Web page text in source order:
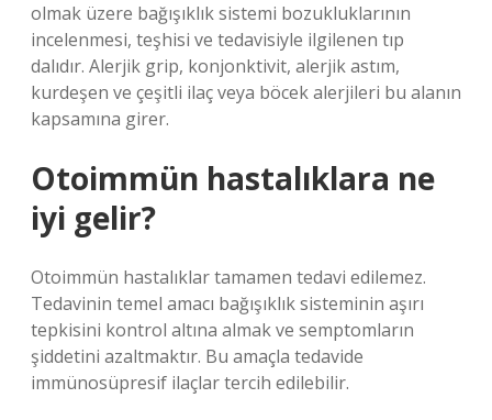
olmak üzere bağışıklık sistemi bozukluklarının
incelenmesi, teşhisi ve tedavisiyle ilgilenen tıp
dalıdır. Alerjik grip, konjonktivit, alerjik astım,
kurdeşen ve çeşitli ilaç veya böcek alerjileri bu alanın
kapsamına girer.
Otoimmün hastalıklara ne
iyi gelir?
Otoimmün hastalıklar tamamen tedavi edilemez.
Tedavinin temel amacı bağışıklık sisteminin aşırı
tepkisini kontrol altına almak ve semptomların
şiddetini azaltmaktır. Bu amaçla tedavide
immünosüpresif ilaçlar tercih edilebilir.